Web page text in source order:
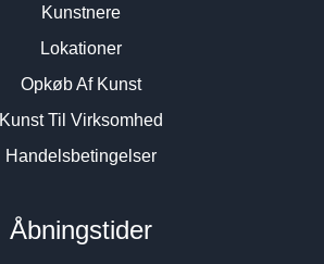
Kunstnere
Lokationer
Opkøb Af Kunst
Kunst Til Virksomhed
Handelsbetingelser
Åbningstider